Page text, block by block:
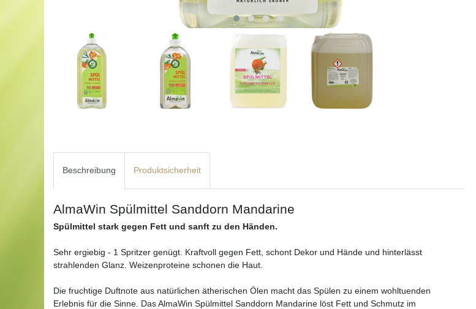
Beschreibung Produktsicherheit
AlmaWin Spülmittel Sanddorn Mandarine
Spülmittel stark gegen Fett und sanft zu den Händen.
Sehr ergiebig - 1 Spritzer genügt. Kraftvoll gegen Fett, schont Dekor und Hände und hinterlässt
strahlenden Glanz. Weizenproteine schonen die Haut.
Die fruchtige Duftnote aus natürlichen ätherischen Ölen macht das Spülen zu einem wohltuenden
Erlebnis für die Sinne. Das AlmaWin Spülmittel Sanddorn Mandarine löst Fett und Schmutz im